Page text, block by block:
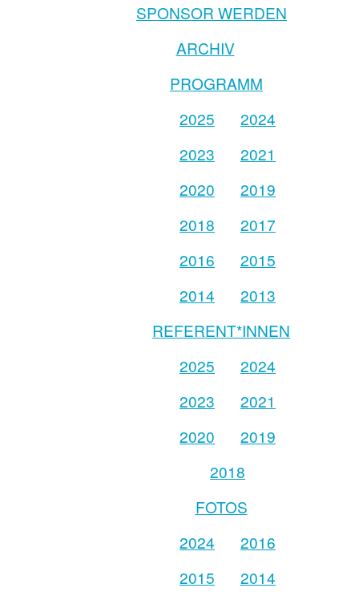
SPONSOR WERDEN
ARCHIV
PROGRAMM
2025
2024
2023
2021
2020
2019
2018
2017
2016
2015
2014
2013
REFERENT*INNEN
2025
2024
2023
2021
2020
2019
2018
FOTOS
2024
2016
2015
2014